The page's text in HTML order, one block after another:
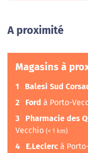
A proximité
Magasins à
1 Balesi Sud
2 Ford à Porto-
3 Pharmacie des
Vecchio (< 1 km)
4 E.Leclerc à